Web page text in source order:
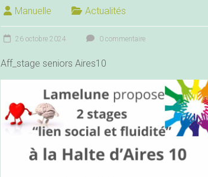
Manuelle Actualités
26 octobre 2024 0 commentaire
Aff_stage seniors Aires10